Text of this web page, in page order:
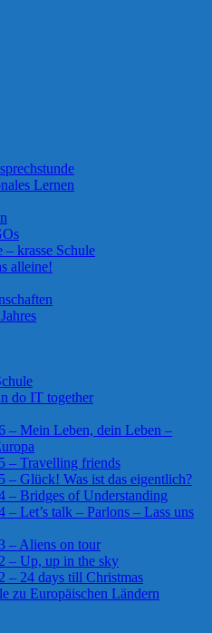
Lernen
– krasse Schule
alleine!
do IT together
– Mein Leben, dein Leben –
– Travelling friends
– Glück! Was ist das eigentlich?
– Bridges of Understanding
– Let’s talk – Parlons – Lass uns
– Aliens on tour
– Up, up in the sky
– 24 days till Christmas
zu Europäischen Ländern